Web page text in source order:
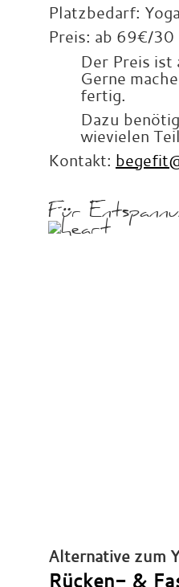
Platzbedarf:
Preis: ab 69€/30
Der Preis ist
Gerne
fertig.
Dazu
wievielen
Kontakt:
Für
Alternative zum
Rücken- &